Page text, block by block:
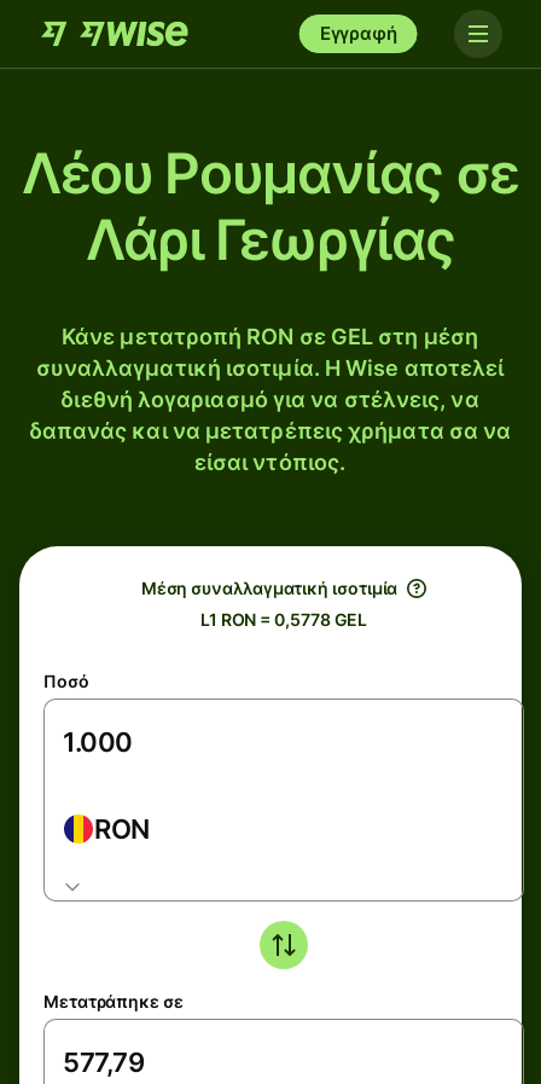
Εγγραφή
Λέου Ρουμανίας σε
Λάρι Γεωργίας
Κάνε μετατροπή RON σε GEL στη μέση
συναλλαγματική ισοτιμία. Η Wise αποτελεί
διεθνή λογαριασμό για να στέλνεις, να
δαπανάς και να μετατρέπεις χρήματα σα να
είσαι ντόπιος.
Μέση συναλλαγματική ισοτιμία
L1 RON = 0,5778 GEL
Ποσό
RON
Μετατράπηκε σε